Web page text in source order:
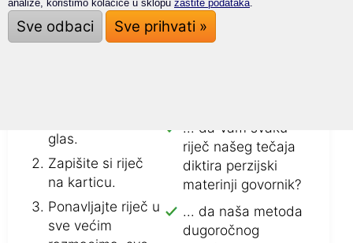
Ovako ćete brzo i uspješno savladati
nove izraze
glas.
Zapišite si riječ
na karticu.
Ponavljajte riječ u
sve većim
... da Vam svaku
riječ našeg tečaja
diktira perzijski
materinji govornik?
... da naša metoda
dugoročnog
analize, koristimo kolačiće u sklopu zaštite podataka.
Sve odbaci Sve prihvati »